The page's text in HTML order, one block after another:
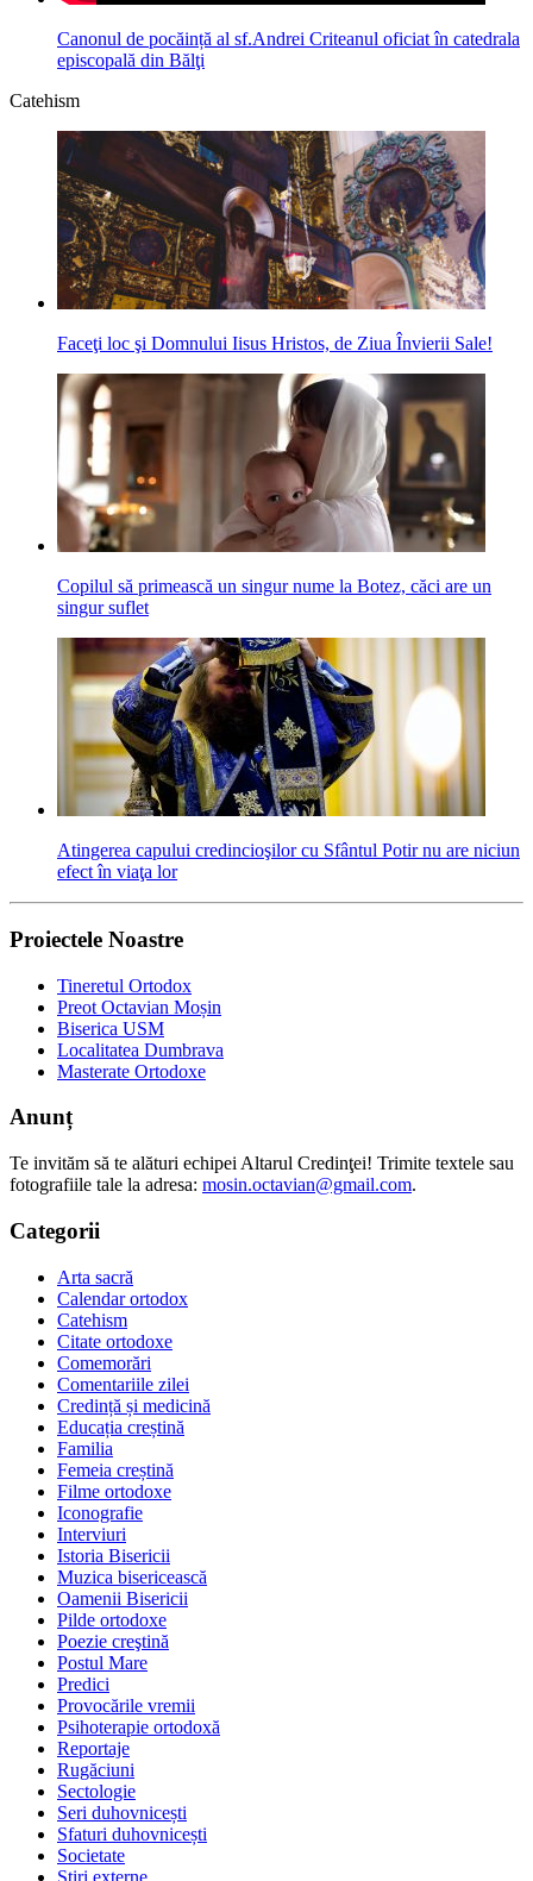
Canonul de pocăință al sf.Andrei Criteanul oficiat în catedrala
episcopală din Bălţi
Catehism
Faceţi loc şi Domnului Iisus Hristos, de Ziua Învierii Sale!
Copilul să primească un singur nume la Botez, căci are un
singur suflet
Atingerea capului credincioşilor cu Sfântul Potir nu are niciun
efect în viaţa lor
Proiectele Noastre
Tineretul Ortodox
Preot Octavian Moșin
Biserica USM
Localitatea Dumbrava
Masterate Ortodoxe
Anunț
Te invităm să te alături echipei Altarul Credinţei! Trimite textele sau
fotografiile tale la adresa: mosin.octavian@gmail.com.
Categorii
Arta sacră
Calendar ortodox
Catehism
Citate ortodoxe
Comemorări
Comentariile zilei
Credință și medicină
Educația creștină
Familia
Femeia creștină
Filme ortodoxe
Iconografie
Interviuri
Istoria Bisericii
Muzica bisericească
Oamenii Bisericii
Pilde ortodoxe
Poezie creştină
Postul Mare
Predici
Provocările vremii
Psihoterapie ortodoxă
Reportaje
Rugăciuni
Sectologie
Seri duhovnicești
Sfaturi duhovnicești
Societate
Știri externe